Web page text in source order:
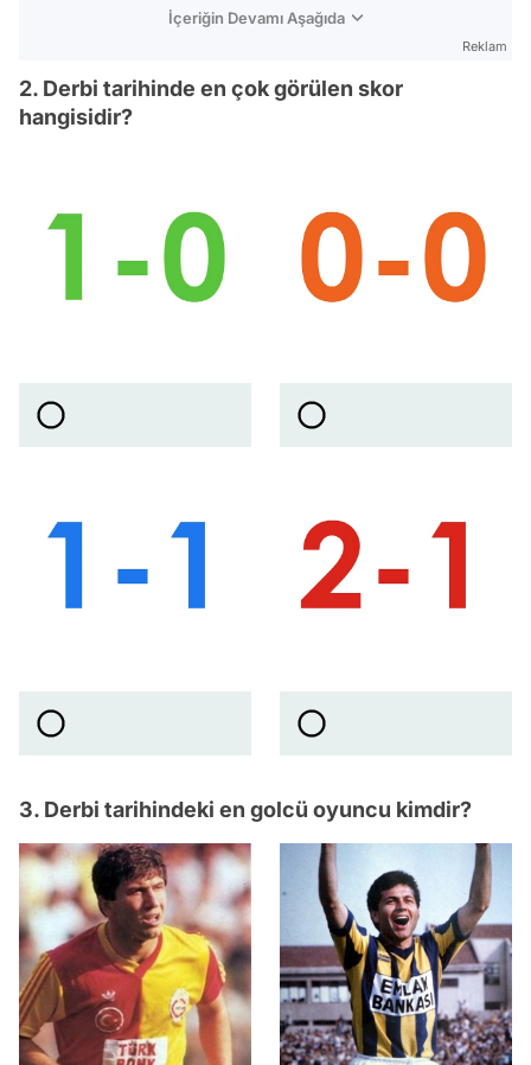
İçeriğin Devamı Aşağıda
Reklam
2. Derbi tarihinde en çok görülen skor
hangisidir?
3. Derbi tarihindeki en golcü oyuncu kimdir?